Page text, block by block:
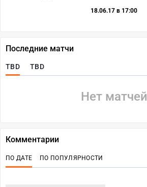
18.06.17 в 17:00
Последние матчи
TBD TBD
Нет матчей
Комментарии
ПО ДАТЕ ПО ПОПУЛЯРНОСТИ